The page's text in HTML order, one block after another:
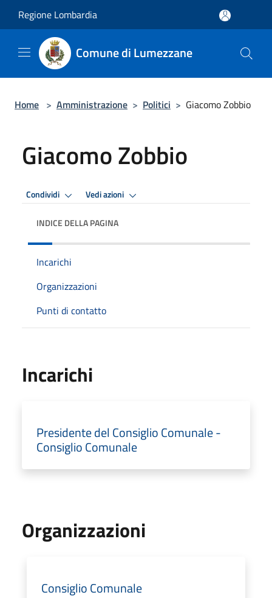
Regione Lombardia
Comune di Lumezzane
Home > Amministrazione > Politici > Giacomo Zobbio
Giacomo Zobbio
Condividi Vedi azioni
INDICE DELLA PAGINA
Incarichi
Organizzazioni
Punti di contatto
Incarichi
Presidente del Consiglio Comunale -
Consiglio Comunale
Organizzazioni
Consiglio Comunale